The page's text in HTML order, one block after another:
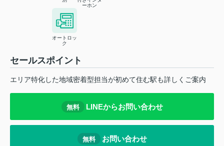
ーホン
オートロッ
ク
セールスポイント
エリア特化した地域密着型担当が初めて住む駅も詳しくご案内
無料 LINEからお問い合わせ
無料 お問い合わせ